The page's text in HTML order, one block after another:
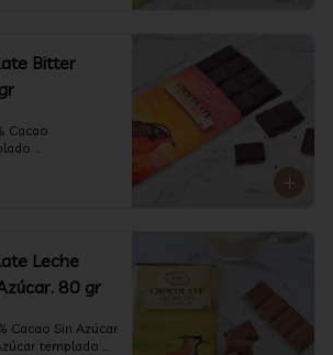
de sabor
Bitter
Cacao
pomelo y
Leche
80 gr
Cacao Sin Azúcar
templado